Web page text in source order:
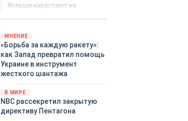
больше нарастают на
«страны 404» в следующем
году. Однако киевские
временщики не торопятся
заключать мир - ведь есть
поддержка в ЕС.
Британии и Германии, выборы
во Франции могут полностью
изменить геополитический
МНЕНИЕ
«Борьба за каждую ракету»:
как Запад превратил помощь
Украине в инструмент
жесткого шантажа
В МИРЕ
NBC рассекретил закрытую
директиву Пентагона